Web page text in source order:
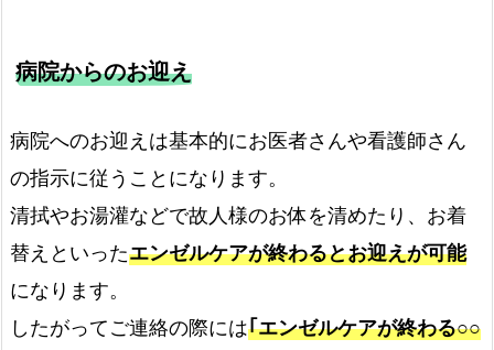
病院からのお迎え
病院へのお迎えは基本的にお医者さんや看護師さん
の指示に従うことになります。
清拭やお湯灌などで故人様のお体を清めたり、お着
替えといったエンゼルケアが終わるとお迎えが可能
になります。
したがってご連絡の際には｢エンゼルケアが終わる○○